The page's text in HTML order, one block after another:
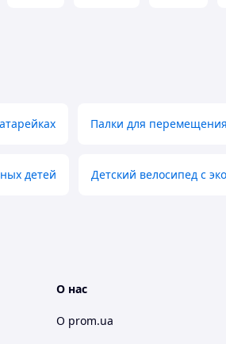
Палки для
детей Детский велосипед с
О нас
О prom.ua